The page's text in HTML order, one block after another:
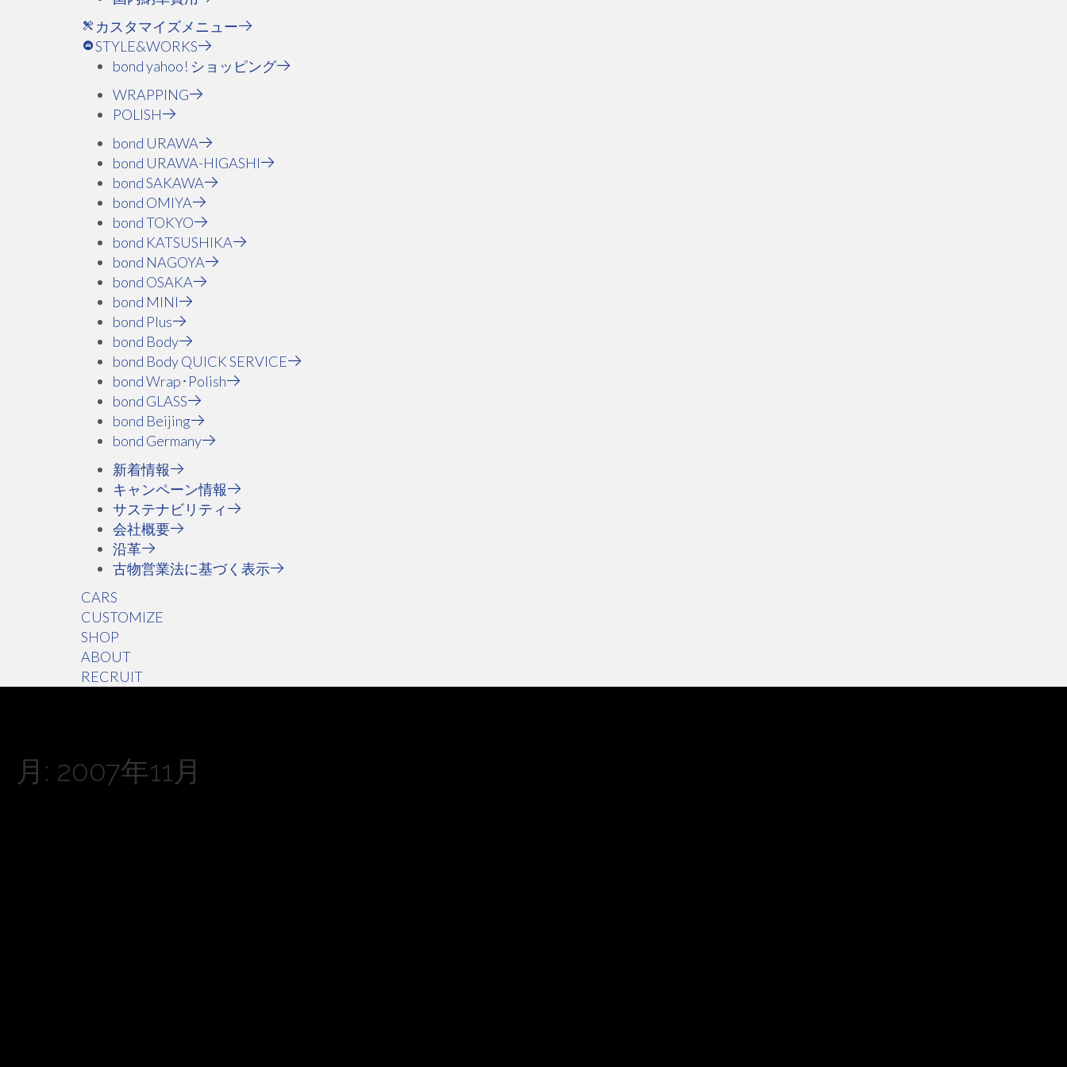
カスタマイズメニュー
STYLE&WORKS
bond yahoo! ショッピング
WRAPPING
POLISH
bond URAWA
bond URAWA-HIGASHI
bond SAKAWA
bond OMIYA
bond TOKYO
bond KATSUSHIKA
bond NAGOYA
bond OSAKA
bond MINI
bond Plus
bond Body
bond Body QUICK SERVICE
bond Wrap･Polish
bond GLASS
bond Beijing
bond Germany
新着情報
キャンペーン情報
サステナビリティ
会社概要
沿革
古物営業法に基づく表示
CARS
CUSTOMIZE
SHOP
ABOUT
RECRUIT
月: 2007年11月